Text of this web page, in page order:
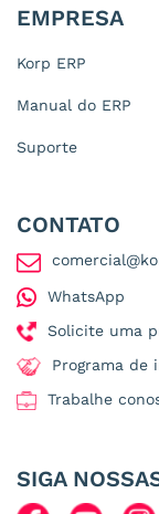
EMPRESA
Korp ERP
Manual do ERP
Suporte
CONTATO
WhatsApp
Solicite uma
Programa de
Trabalhe
SIGA